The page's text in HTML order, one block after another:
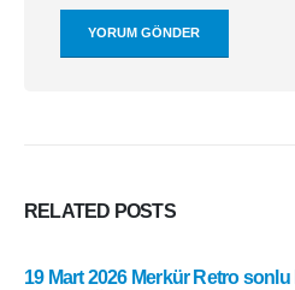
RELATED POSTS
19 Mart 2026 Merkür Retro sonlu